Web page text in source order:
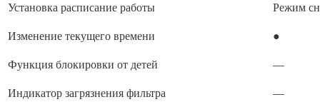
Установка расписание работы Режим
Изменение текущего времени ●
Функция блокировки от детей —
Индикатор загрязнения фильтра —